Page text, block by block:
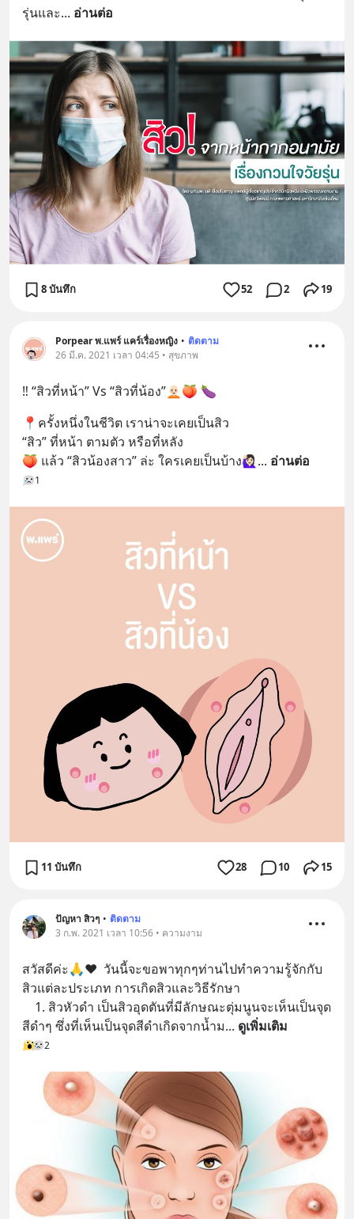
รุ่นและ... อ่านต่อ
8 บันทึก 52 2 19
Porpear พ.แพร์ แคร์เรื่องหญิง • ติดตาม
26 มี.ค. 2021 เวลา 04:45 • สุขภาพ
‼️ “สิวที่หน้า” Vs “สิวที่น้อง”🧑🏻‍🦲🍑 🍆
📍ครั้งหนึ่งในชีวิต เราน่าจะเคยเป็นสิว
“สิว” ที่หน้า ตามตัว หรือที่หลัง
🍑 แล้ว “สิวน้องสาว” ล่ะ ใครเคยเป็นบ้าง🙋🏻‍♀️ ... อ่านต่อ
1
11 บันทึก 28 10 15
ปัญหา สิวๆ • ติดตาม
3 ก.พ. 2021 เวลา 10:56 • ความงาม
สวัสดีค่ะ🙏❤️  วันนี้จะขอพาทุกๆท่านไปทำความรู้จักกับ
สิวแต่ละประเภท การเกิดสิวและวิธีรักษา
สีดำๆ ซึ่งที่เห็นเป็นจุดสีดำเกิดจากน้ำม... ดูเพิ่มเติม
2